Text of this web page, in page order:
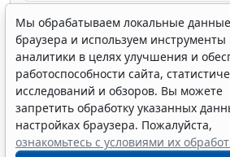
Показать все
Мы обрабатываем локальные данные
браузера и используем инструменты
аналитики в целях улучшения и
работоспособности сайта,
исследований и обзоров. Вы можете
запретить обработку указанных
настройках браузера. Пожалуйста,
ознакомьтесь с условиями их